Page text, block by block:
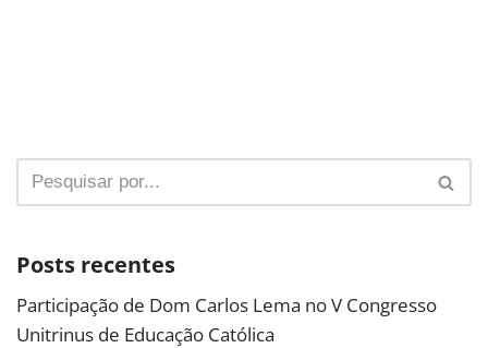
Posts recentes
Participação de Dom Carlos Lema no V Congresso
Unitrinus de Educação Católica